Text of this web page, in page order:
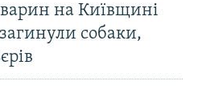
на Київщині
собаки,